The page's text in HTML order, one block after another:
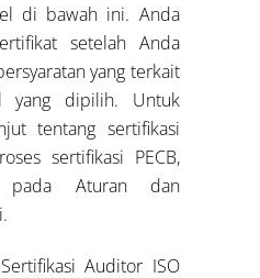
di bawah ini. Anda
setelah Anda
yang terkait
yang dipilih. Untuk
tentang sertifikasi
sertifikasi PECB,
pada Aturan dan
Auditor ISO